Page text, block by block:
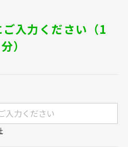
入力ください（1
分）